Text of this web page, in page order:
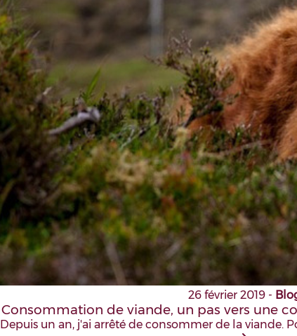
26 février 2019 -
Consommation de viande, un pas vers une
Depuis un an, j'ai arrêté de consommer de la viande.